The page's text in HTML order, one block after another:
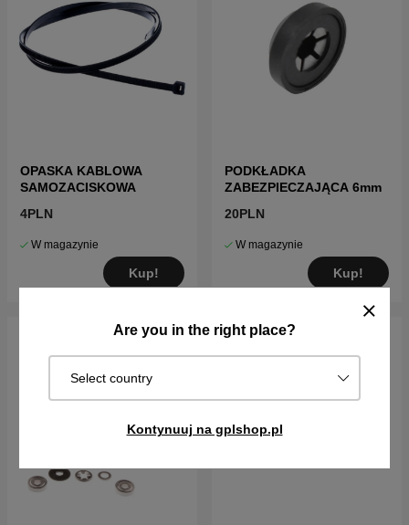
Are you in the right place?
Select country
Kontynuuj na gplshop.pl
OPASKA KABLOWA
SAMOZACISKOWA
4PLN
W magazynie
Kup!
PODKŁADKA
ZABEZPIECZAJĄCA 6mm
20PLN
W magazynie
Kup!